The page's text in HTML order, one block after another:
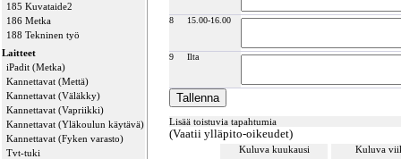
185 Kuvataide2
186 Metka
188 Tekninen työ
Laitteet
iPadit (Metka)
Kannettavat (Mettä)
Kannettavat (Väläkky)
Kannettavat (Vapriikki)
Kannettavat (Yläkoulun käytävä)
Kannettavat (Fyken varasto)
Tvt-tuki
8 15.00-16.00
9 Ilta
Lisää toistuvia tapahtumia
(Vaatii ylläpito-oikeudet)
Kuluva kuukausi Kuluva